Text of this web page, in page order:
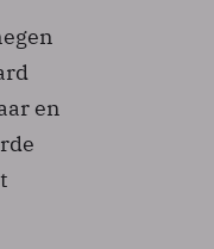
en